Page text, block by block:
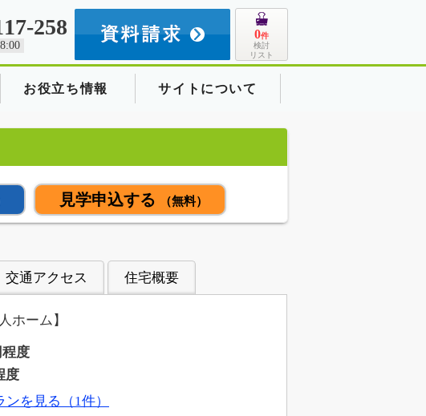
258 0件
検討
リスト
お役立ち情報 サイトについて
見学申込する （無料）
交通アクセス 住宅概要
ホーム】
度
度
を見る（1件）